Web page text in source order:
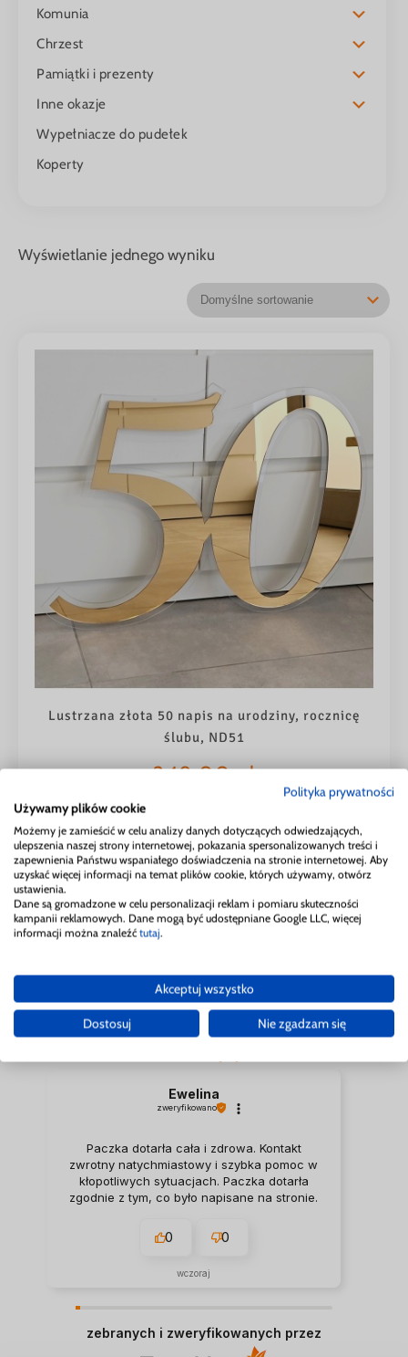
Komunia
Chrzest
Pamiątki i prezenty
Inne okazje
Wypełniacze do pudełek
Koperty
Wyświetlanie jednego wyniku
Lustrzana złota 50 napis na urodziny, rocznicę
ślubu, ND51
249,00zł
skonfiguruj swój produkt
5.0
Ocena
Na podstawie
opinii z całego okresu
Ewelina
zweryfikowano
Paczka dotarła cała i zdrowa. Kontakt
zwrotny natychmiastowy i szybka pomoc w
kłopotliwych sytuacjach. Paczka dotarła
zgodnie z tym, co było napisane na stronie.
0 0
wczoraj
zebranych i zweryfikowanych przez
Polityka prywatności
Używamy plików cookie
Możemy je zamieścić w celu analizy danych dotyczących odwiedzających,
ulepszenia naszej strony internetowej, pokazania spersonalizowanych treści i
zapewnienia Państwu wspaniałego doświadczenia na stronie internetowej. Aby
uzyskać więcej informacji na temat plików cookie, których używamy, otwórz
ustawienia.
Dane są gromadzone w celu personalizacji reklam i pomiaru skuteczności
kampanii reklamowych. Dane mogą być udostępniane Google LLC, więcej
informacji można znaleźć tutaj.
Akceptuj wszystko
Dostosuj Nie zgadzam się